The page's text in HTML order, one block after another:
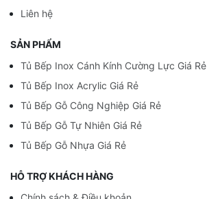
Liên hệ
SẢN PHẨM
Tủ Bếp Inox Cánh Kính Cường Lực Giá Rẻ
Tủ Bếp Inox Acrylic Giá Rẻ
Tủ Bếp Gỗ Công Nghiệp Giá Rẻ
Tủ Bếp Gỗ Tự Nhiên Giá Rẻ
Tủ Bếp Gỗ Nhựa Giá Rẻ
HỖ TRỢ KHÁCH HÀNG